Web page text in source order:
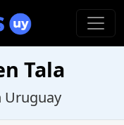
Tala
Uruguay